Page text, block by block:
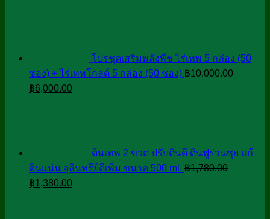
โปรชุดเสริมพลังพืช ไร่เทพ 5 กล่อง (50
ซอง) + ไร่เทพโกลด์ 5 กล่อง (50 ซอง) ฿10,000.00
Original
฿6,000.00Current
ดินเทพ 2 ขวด ปรับดินดี ดินฟูร่วนซุย แก้
ดินแน่น จุลินทรีย์ดีเพิ่ม ขนาด 500 ml. ฿1,780.00
Original
฿1,380.00Current